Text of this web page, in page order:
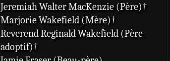
Jeremiah Walter MacKenzie (Père)†
Marjorie Wakefield (Mère)†
Reverend Reginald Wakefield (Père
adoptif)†